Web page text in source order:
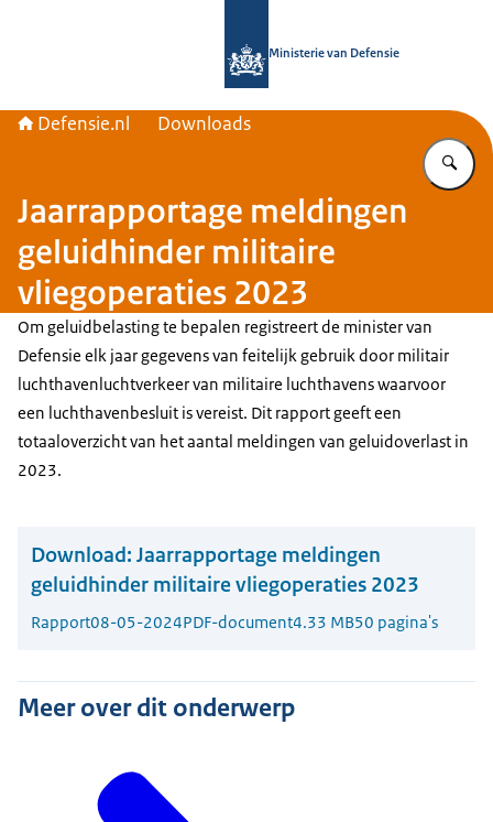
Ministerie van Defensie
Defensie.nl Downloads
Jaarrapportage meldingen
geluidhinder militaire
vliegoperaties 2023
Om geluidbelasting te bepalen registreert de minister van
Defensie elk jaar gegevens van feitelijk gebruik door militair
luchthavenluchtverkeer van militaire luchthavens waarvoor
een luchthavenbesluit is vereist. Dit rapport geeft een
totaaloverzicht van het aantal meldingen van geluidoverlast in
2023.
Download: Jaarrapportage meldingen
geluidhinder militaire vliegoperaties 2023
Rapport08-05-2024PDF-document4.33 MB50 pagina's
Meer over dit onderwerp